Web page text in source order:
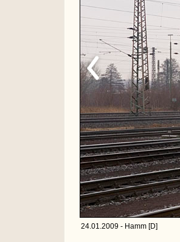
24.01.2009 - Hamm [D]